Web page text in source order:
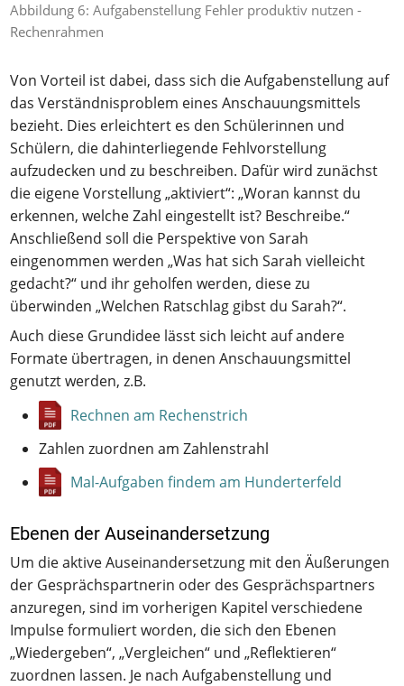
Abbildung 6: Aufgabenstellung Fehler produktiv nutzen -
Rechenrahmen
Von Vorteil ist dabei, dass sich die Aufgabenstellung auf
das Verständnisproblem eines Anschauungsmittels
bezieht. Dies erleichtert es den Schülerinnen und
Schülern, die dahinterliegende Fehlvorstellung
aufzudecken und zu beschreiben. Dafür wird zunächst
die eigene Vorstellung „aktiviert“: „Woran kannst du
erkennen, welche Zahl eingestellt ist? Beschreibe.“
Anschließend soll die Perspektive von Sarah
eingenommen werden „Was hat sich Sarah vielleicht
gedacht?“ und ihr geholfen werden, diese zu
überwinden „Welchen Ratschlag gibst du Sarah?“.
Auch diese Grundidee lässt sich leicht auf andere
Formate übertragen, in denen Anschauungsmittel
genutzt werden, z.B.
Rechnen am Rechenstrich
Zahlen zuordnen am Zahlenstrahl
Mal-Aufgaben findem am Hunderterfeld
Ebenen der Auseinandersetzung
Um die aktive Auseinandersetzung mit den Äußerungen
der Gesprächspartnerin oder des Gesprächspartners
anzuregen, sind im vorherigen Kapitel verschiedene
Impulse formuliert worden, die sich den Ebenen
„Wiedergeben“, „Vergleichen“ und „Reflektieren“
zuordnen lassen. Je nach Aufgabenstellung und